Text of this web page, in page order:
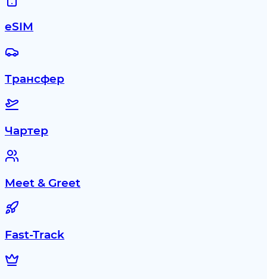
eSIM
Трансфер
Чартер
Meet & Greet
Fast-Track